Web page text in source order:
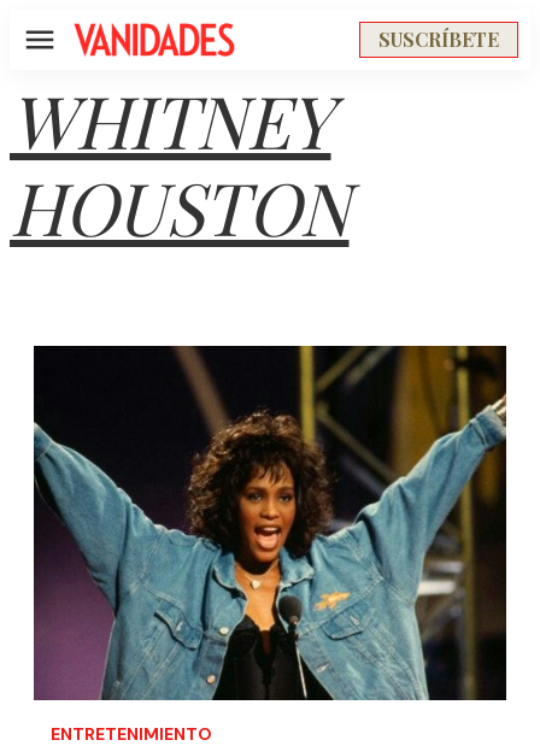
Menú SUSCRÍBETE
WHITNEY
HOUSTON
ENTRETENIMIENTO